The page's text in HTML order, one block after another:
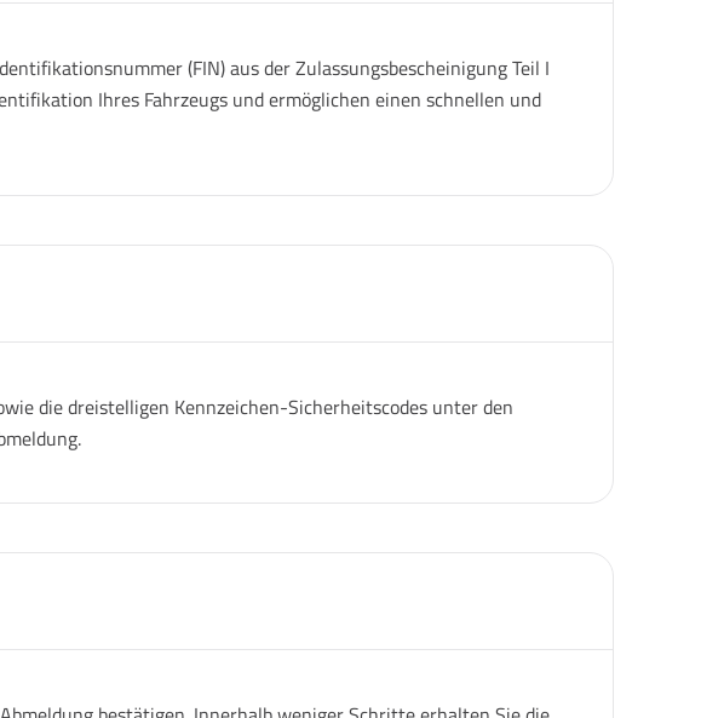
(FIN) aus der Zulassungsbescheinigung Teil I
Ihres Fahrzeugs und ermöglichen einen schnellen und
die dreistelligen Kennzeichen-Sicherheitscodes unter den